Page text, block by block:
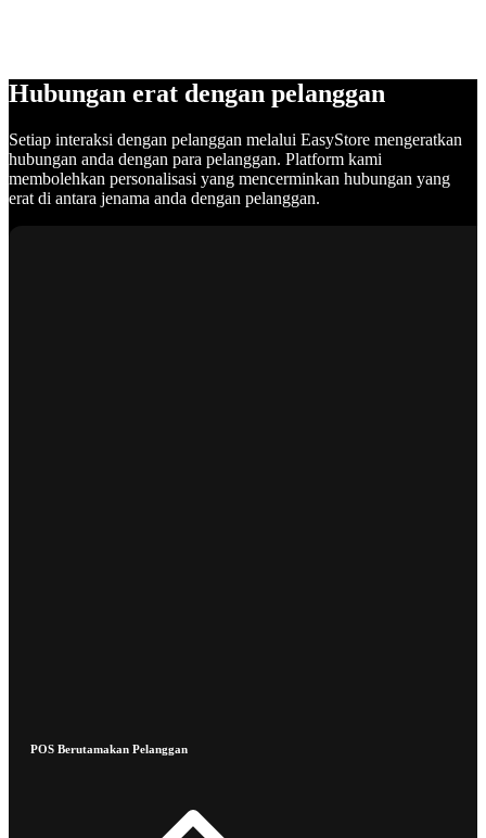
Hubungan erat dengan pelanggan
Setiap interaksi dengan pelanggan melalui EasyStore mengeratkan
hubungan anda dengan para pelanggan. Platform kami
membolehkan personalisasi yang mencerminkan hubungan yang
erat di antara jenama anda dengan pelanggan.
POS Berutamakan Pelanggan